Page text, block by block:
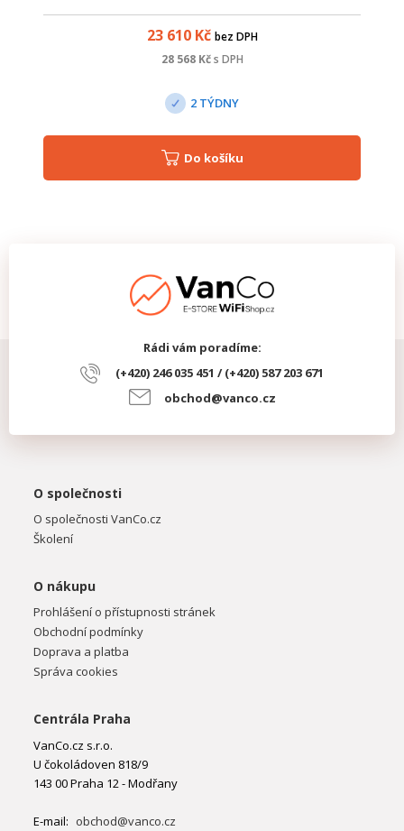
23 610Kč bez DPH
28 568Kč s DPH
2 TÝDNY
Do košíku
Rádi vám poradíme:
(+420) 246 035 451 / (+420) 587 203 671
obchod@vanco.cz
O společnosti
O společnosti VanCo.cz
Školení
O nákupu
Prohlášení o přístupnosti stránek
Obchodní podmínky
Doprava a platba
Správa cookies
Centrála Praha
VanCo.cz s.r.o.
U čokoládoven 818/9
143 00 Praha 12 - Modřany
E-mail: obchod@vanco.cz